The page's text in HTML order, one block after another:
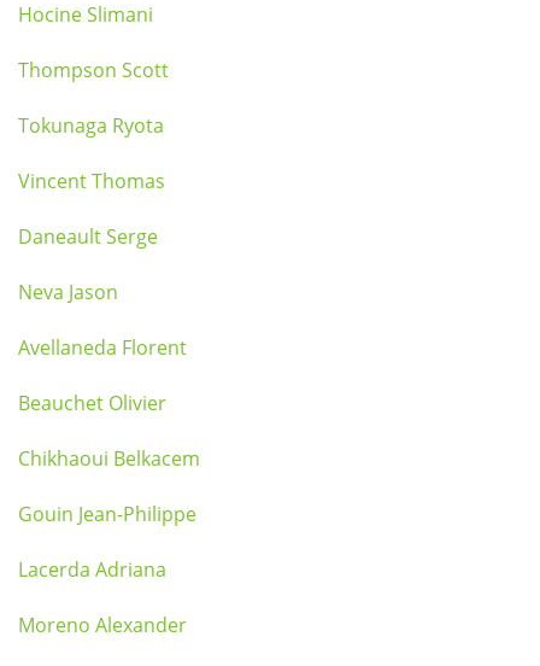
Hocine Slimani
Thompson Scott
Tokunaga Ryota
Vincent Thomas
Daneault Serge
Neva Jason
Avellaneda Florent
Beauchet Olivier
Chikhaoui Belkacem
Gouin Jean-Philippe
Lacerda Adriana
Moreno Alexander